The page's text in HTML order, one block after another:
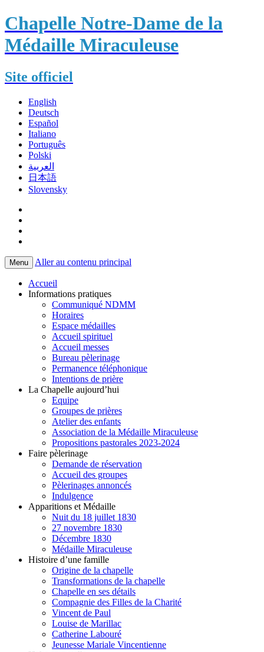
Chapelle Notre-Dame de la
Médaille Miraculeuse
Site officiel
English
Deutsch
Español
Italiano
Português
Polski
العربية
日本語
Slovensky
Menu Aller au contenu principal
Accueil
Informations pratiques
Communiqué NDMM
Horaires
Espace médailles
Accueil spirituel
Accueil messes
Bureau pèlerinage
Permanence téléphonique
Intentions de prière
La Chapelle aujourd’hui
Equipe
Groupes de prières
Atelier des enfants
Association de la Médaille Miraculeuse
Propositions pastorales 2023-2024
Faire pèlerinage
Demande de réservation
Accueil des groupes
Pèlerinages annoncés
Indulgence
Apparitions et Médaille
Nuit du 18 juillet 1830
27 novembre 1830
Décembre 1830
Médaille Miraculeuse
Histoire d’une famille
Origine de la chapelle
Transformations de la chapelle
Chapelle en ses détails
Compagnie des Filles de la Charité
Vincent de Paul
Louise de Marillac
Catherine Labouré
Jeunesse Mariale Vincentienne